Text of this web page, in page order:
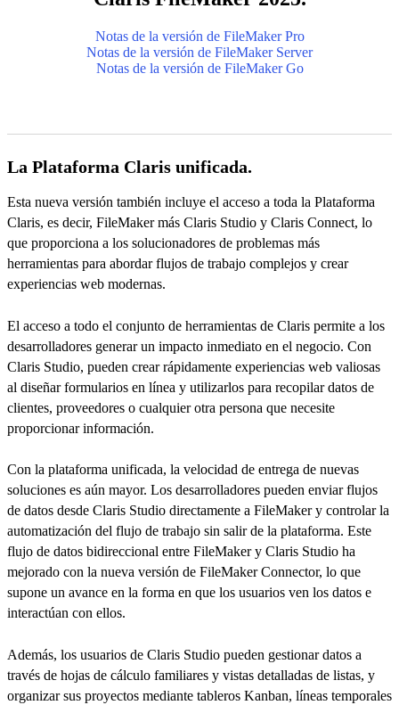
Notas de la versión de FileMaker Pro
Notas de la versión de FileMaker Server
Notas de la versión de FileMaker Go
La Plataforma Claris unificada.
Esta nueva versión también incluye el acceso a toda la Plataforma
Claris, es decir, FileMaker más Claris Studio y Claris Connect, lo
que proporciona a los solucionadores de problemas más
herramientas para abordar flujos de trabajo complejos y crear
experiencias web modernas.
El acceso a todo el conjunto de herramientas de Claris permite a los
desarrolladores generar un impacto inmediato en el negocio. Con
Claris Studio, pueden crear rápidamente experiencias web valiosas
al diseñar formularios en línea y utilizarlos para recopilar datos de
clientes, proveedores o cualquier otra persona que necesite
proporcionar información.
Con la plataforma unificada, la velocidad de entrega de nuevas
soluciones es aún mayor. Los desarrolladores pueden enviar flujos
de datos desde Claris Studio directamente a FileMaker y controlar la
automatización del flujo de trabajo sin salir de la plataforma. Este
flujo de datos bidireccional entre FileMaker y Claris Studio ha
mejorado con la nueva versión de FileMaker Connector, lo que
supone un avance en la forma en que los usuarios ven los datos e
interactúan con ellos.
Además, los usuarios de Claris Studio pueden gestionar datos a
través de hojas de cálculo familiares y vistas detalladas de listas, y
organizar sus proyectos mediante tableros Kanban, líneas temporales